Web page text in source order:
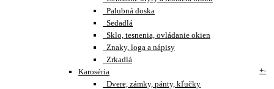
Palubná doska
Sedadlá
Sklo, tesnenia, ovládanie okien
Znaky, loga a nápisy
Zrkadlá
Karoséria
+-
Dvere, zámky, pánty, kľučky